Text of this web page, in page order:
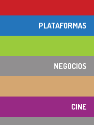
PLATAFORMAS
NEGOCIOS
CINE